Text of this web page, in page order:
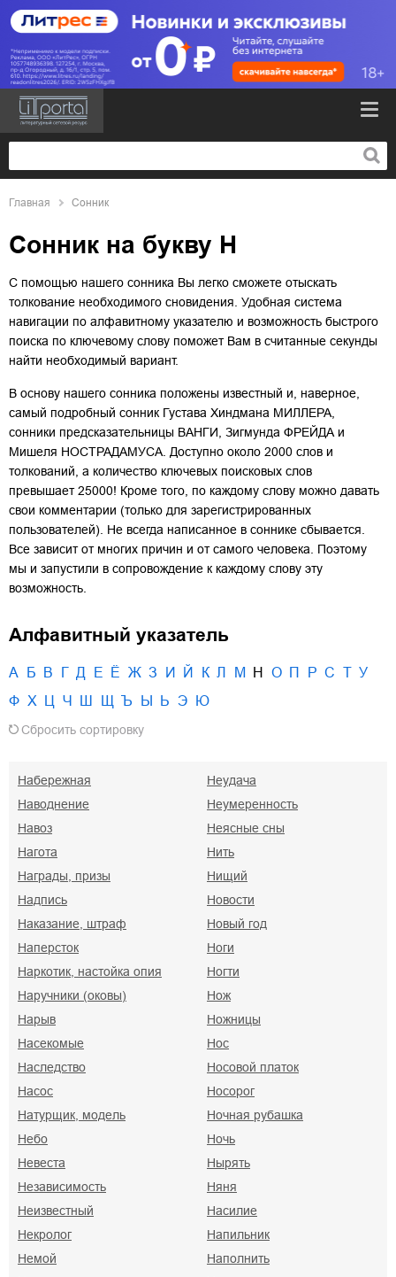
Главная Сонник
Сонник на букву Н
С помощью нашего сонника Вы легко сможете отыскать
толкование необходимого сновидения. Удобная система
навигации по алфавитному указателю и возможность быстрого
поиска по ключевому слову поможет Вам в считанные секунды
найти необходимый вариант.
В основу нашего сонника положены известный и, наверное,
самый подробный сонник Густава Хиндмана МИЛЛЕРА,
сонники предсказательницы ВАНГИ, Зигмунда ФРЕЙДА и
Мишеля НОСТРАДАМУСА. Доступно около 2000 слов и
толкований, а количество ключевых поисковых слов
превышает 25000! Кроме того, по каждому слову можно давать
свои комментарии (только для зарегистрированных
пользователей). Не всегда написанное в соннике сбывается.
Все зависит от многих причин и от самого человека. Поэтому
мы и запустили в сопровождение к каждому слову эту
возможность.
Алфавитный указатель
А Б В Г Д Е Ё Ж З И Й К Л М Н О П Р С Т У
Ф Х Ч Ъ Ы Ь Э Ю
Сбросить сортировку
Набережная
Наводнение
Навоз
Нагота
Награды, призы
Надпись
Наказание, штраф
Наперсток
Наркотик, настойка опия
Наручники (оковы)
Нарыв
Насекомые
Наследство
Насос
Натурщик, модель
Небо
Невеста
Независимость
Неизвестный
Некролог
Немой
Неудача
Неумеренность
Неясные сны
Нить
Нищий
Новости
Новый год
Ноги
Ногти
Нож
Ножницы
Нoc
Носовой платок
Носорог
Ночная рубашка
Ночь
Нырять
Няня
Насилие
Напильник
Наполнить